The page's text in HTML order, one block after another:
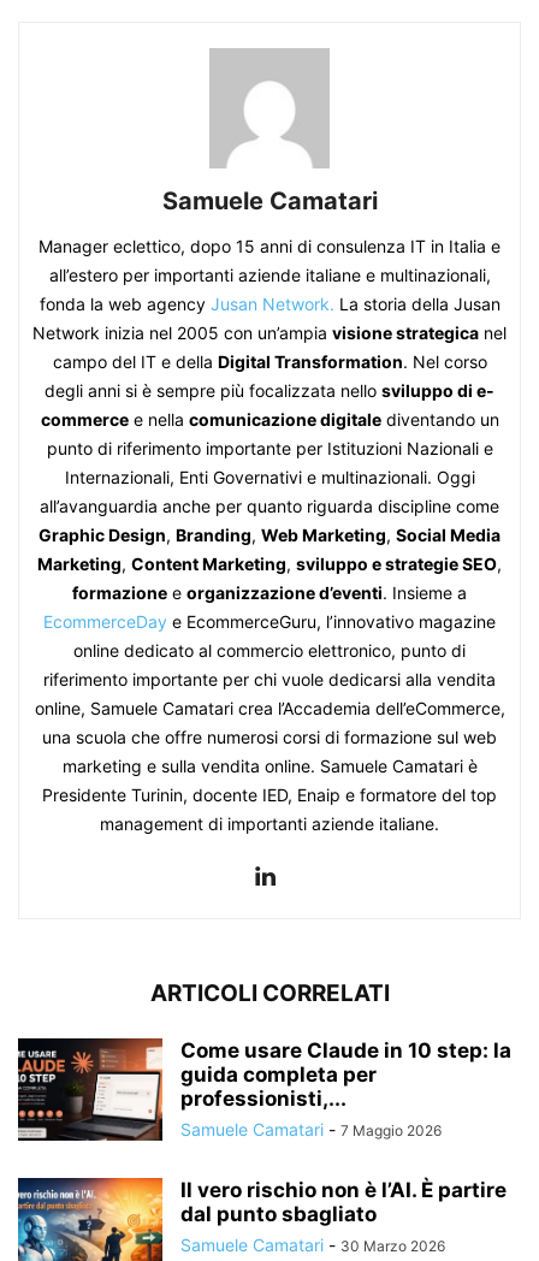
Samuele Camatari
Manager eclettico, dopo 15 anni di consulenza IT in Italia e
all’estero per importanti aziende italiane e multinazionali,
fonda la web agency Jusan Network. La storia della Jusan
Network inizia nel 2005 con un’ampia visione strategica nel
campo del IT e della Digital Transformation. Nel corso
degli anni si è sempre più focalizzata nello sviluppo di e-
commercee nella comunicazione digitalediventando un
punto di riferimento importante per Istituzioni Nazionali e
Internazionali, Enti Governativi e multinazionali. Oggi
all’avanguardia anche per quanto riguarda discipline come
Graphic Design, Branding, Web Marketing, Social Media
Marketing, Content Marketing, sviluppo e strategie SEO,
formazione e organizzazione d’eventi. Insieme a
EcommerceDay e EcommerceGuru, l’innovativo magazine
online dedicato al commercio elettronico, punto di
riferimento importante per chi vuole dedicarsi alla vendita
online, Samuele Camatari crea l’Accademia dell’eCommerce,
una scuola che offre numerosi corsi di formazione sul web
marketing e sulla vendita online. Samuele Camatari è
Presidente Turinin, docente IED, Enaip e formatore del top
management di importanti aziende italiane.
ARTICOLI CORRELATI
Come usare Claude in 10 step: la
guida completa per
professionisti,...
Samuele Camatari - 7 Maggio 2026
Il vero rischio non è l’AI. È partire
dal punto sbagliato
Samuele Camatari - 30 Marzo 2026